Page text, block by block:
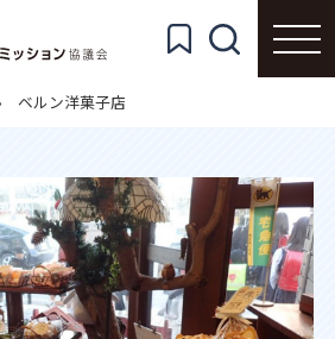
ベルン洋菓子店